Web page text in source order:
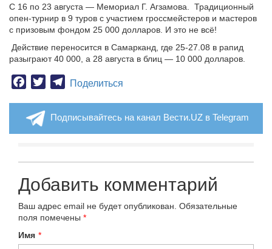
С 16 по 23 августа — Мемориал Г. Агзамова. Традиционный
опен-турнир в 9 туров с участием гроссмейстеров и мастеров
с призовым фондом 25 000 долларов. И это не всё!
Действие переносится в Самарканд, где 25-27.08 в рапид
разыграют 40 000, а 28 августа в блиц — 10 000 долларов.
Facebook
TwitterTelegram
Поделиться
Подписывайтесь на канал Вести.UZ в Telegram
Добавить комментарий
Ваш адрес email не будет опубликован. Обязательные
поля помечены *
Имя *